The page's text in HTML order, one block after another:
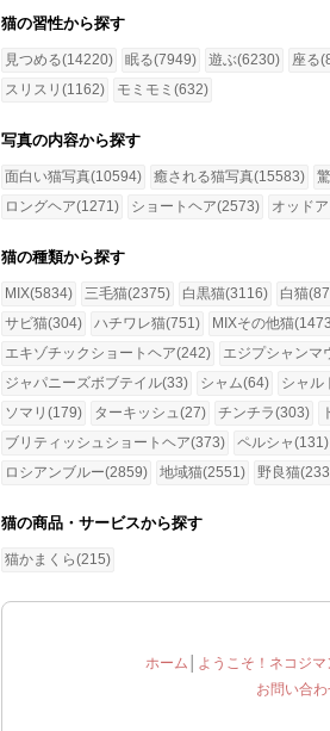
猫の習性から探す
見つめる(14220) 眠る(7949) 遊ぶ(6230) 座る
スリスリ(1162)
モミモミ(632)
写真の内容から探す
面白い猫写真(10594) 癒される猫写真(15583)
ロングヘア(1271)
ショートヘア(2573) オッド
猫の種類から探す
MIX(5834) 三毛猫(2375) 白黒猫(3116) 白猫
サビ猫(304)
ハチワレ猫(751) MIXその他猫
エキゾチックショートヘア(242)
エジプシャンマ
ジャパニーズボブテイル(33)
シャム(64) シャル
ソマリ(179)
ターキッシュ(27) チンチラ(303)
ブリティッシュショートヘア(373)
ペルシャ(131)
ロシアンブルー(2859)
地域猫(2551) 野良猫
猫の商品・サービスから探す
猫かまくら(215)
ホーム ようこそ！ネコジマ
お問い合